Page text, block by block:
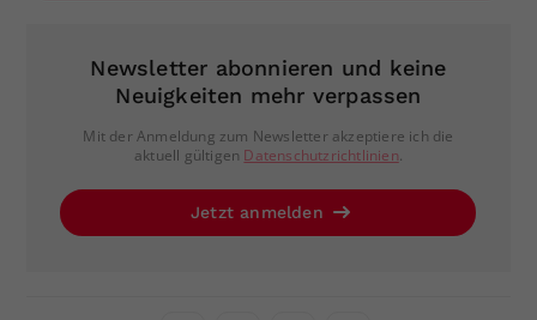
Newsletter abonnieren und keine
Neuigkeiten mehr verpassen
Mit der Anmeldung zum Newsletter akzeptiere ich die
aktuell gültigen Datenschutzrichtlinien.
Jetzt anmelden